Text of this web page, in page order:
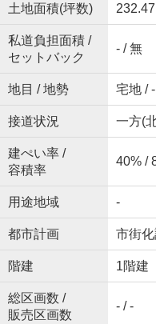
土地面積(坪数)
私道負担面積 /
セットバック
- / 無
地目 / 地勢 宅地 / -
接道状況 一方(
建ぺい率 /
容積率
40% /
用途地域 -
都市計画 市街
階建 1階建
総区画数 /
販売区画数
- / -